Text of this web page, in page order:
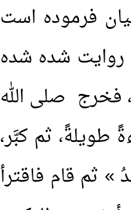
فرموده است
روایت شده شده
فخرج صلى الله
طويلةً، ثم كبَّر،
» ثم قام فاقترأ